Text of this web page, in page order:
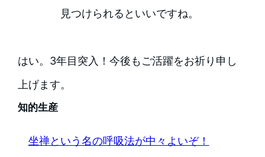
見つけられるといいですね。
はい。3年目突入！今後もご活躍をお祈り申し
上げます。
知的生産
坐禅という名の呼吸法が中々よいぞ！